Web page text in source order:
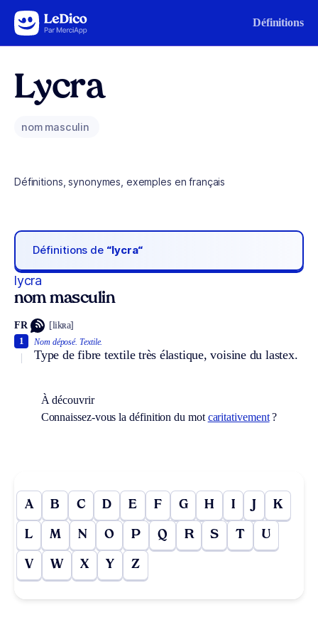
Aller au contenu Définitions
Lycra
nom masculin
Définitions, synonymes, exemples en français
Définitions de “lycra“
lycra
nom masculin
FR [likʀa]
Nom déposé. Textile.
Type de fibre textile très élastique, voisine du lastex.
1
À découvrir
Connaissez-vous la définition du mot caritativement?
A B C D E F G H I J K
L M N O P Q R S T U
V W X Y Z